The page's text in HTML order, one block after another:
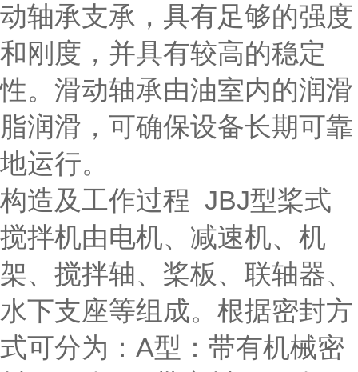
动轴承支承，具有足够的强度
和刚度，并具有较高的稳定
性。滑动轴承由油室内的润滑
脂润滑，可确保设备长期可靠
地运行。
构造及工作过程 JBJ型桨式
搅拌机由电机、减速机、机
架、搅拌轴、桨板、联轴器、
水下支座等组成。根据密封方
式可分为：A型：带有机械密